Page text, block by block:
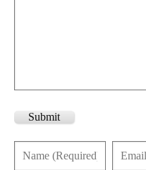
Submit